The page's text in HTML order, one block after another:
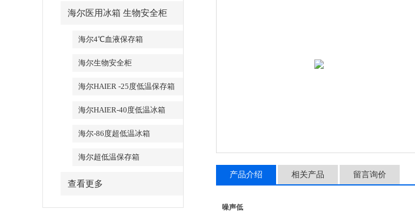
海尔医用冰箱 生物安全柜
海尔4℃血液保存箱
海尔生物安全柜
海尔HAIER -25度低温保存箱
海尔HAIER-40度低温冰箱
海尔-86度超低温冰箱
海尔超低温保存箱
查看更多
产品介绍 相关产品 留言询价
噪声低